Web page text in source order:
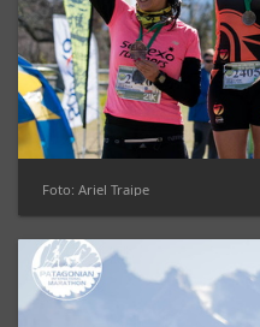
Foto: Ariel Traipe